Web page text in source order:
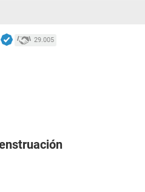
29.005